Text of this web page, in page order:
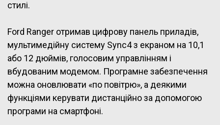
стилі.
Ford Ranger отримав цифрову панель приладів,
мультимедійну систему Sync4 з екраном на 10,1
або 12 дюймів, голосовим управлінням і
вбудованим модемом. Програмне забезпечення
можна оновлювати «по повітрю», а деякими
функціями керувати дистанційно за допомогою
програми на смартфоні.